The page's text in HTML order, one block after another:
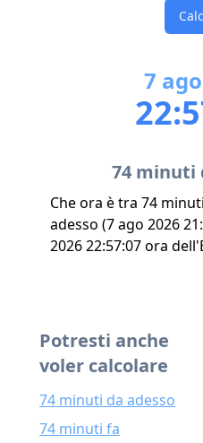
7 ago
74 minuti
Che ora è tra 74
adesso (7 ago 2026
2026 22:57:07 ora
Potresti anche
voler calcolare
74 minuti da adesso
74 minuti fa